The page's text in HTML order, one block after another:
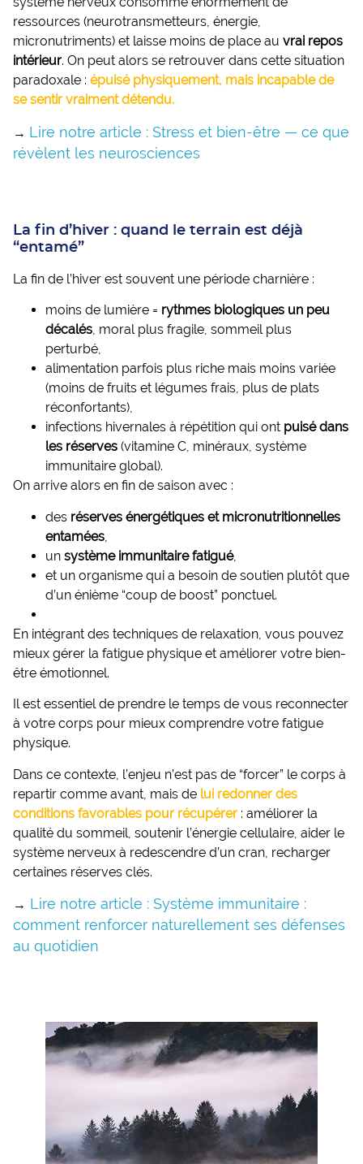
ressources (neurotransmetteurs, énergie,
micronutriments) et laisse moins de place au vrai repos
intérieur. On peut alors se retrouver dans cette situation
paradoxale : épuisé physiquement, mais incapable de
se sentir vraiment détendu.
→ Lire notre article : Stress et bien-être — ce que
révèlent les neurosciences
La fin d’hiver : quand le terrain est déjà
“entamé”
La fin de l’hiver est souvent une période charnière :
moins de lumière = rythmes biologiques un peu
décalés, moral plus fragile, sommeil plus
perturbé,
alimentation parfois plus riche mais moins variée
(moins de fruits et légumes frais, plus de plats
réconfortants),
infections hivernales à répétition qui ont puisé dans
les réserves (vitamine C, minéraux, système
immunitaire global).
On arrive alors en fin de saison avec :
des réserves énergétiques et micronutritionnelles
entamées
un système immunitaire fatigué,
et un organisme qui a besoin de soutien plutôt que
d’un énième “coup de boost” ponctuel.
En intégrant des techniques de relaxation, vous pouvez
mieux gérer la fatigue physique et améliorer votre bien-
être émotionnel.
Il est essentiel de prendre le temps de vous reconnecter
à votre corps pour mieux comprendre votre fatigue
physique.
Dans ce contexte, l’enjeu n’est pas de “forcer” le corps à
repartir comme avant, mais de lui redonner des
conditions favorables pour récupérer : améliorer la
qualité du sommeil, soutenir l’énergie cellulaire, aider le
système nerveux à redescendre d’un cran, recharger
certaines réserves clés.
→ Lire notre article : Système immunitaire :
comment renforcer naturellement ses défenses
au quotidien